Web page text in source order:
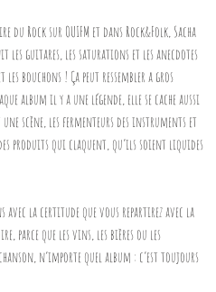
du Rock sur OUIFM et dans Rock&Folk, Sacha
les guitares, les saturations et les anecdotes
bouchons ! Ça peut ressembler a gros
album il y a une légende, elle se cache aussi
scène, les fermenteurs des instruments et
produits qui claquent, qu’ils soient liquides
avec la certitude que vous repartirez avec la
parce que les vins, les bières ou les
n’importe quel album : c’est toujours